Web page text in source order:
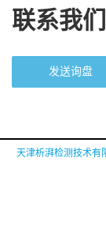
联系我们
发送询盘
天津析湃检测技术有